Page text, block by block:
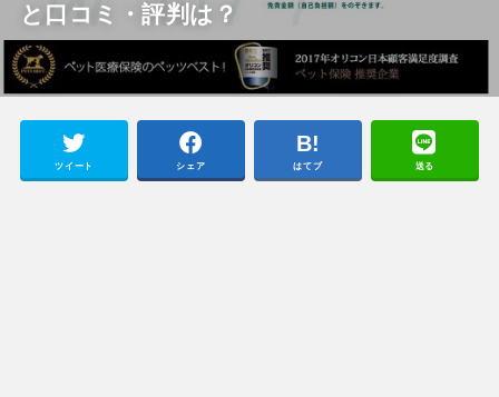
と口コミ・評判は？
ツイート シェア はてブ 送る